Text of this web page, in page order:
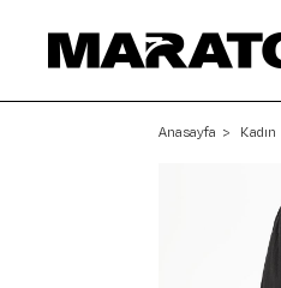
Anasayfa Kadın